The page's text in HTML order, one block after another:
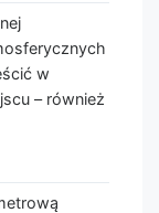
w
– również